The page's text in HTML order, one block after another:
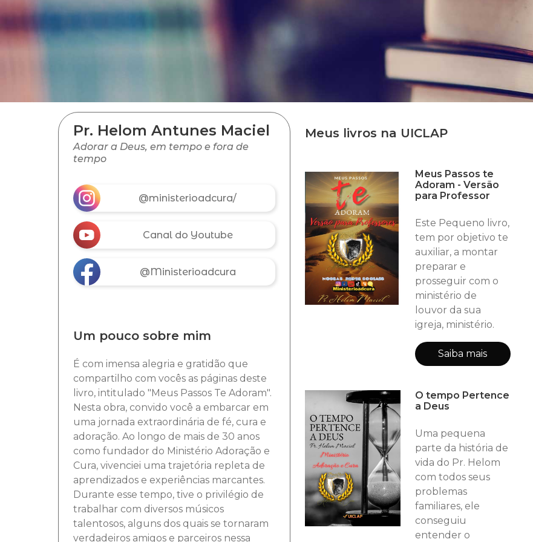
Pr. Helom Antunes Maciel
Adorar a Deus, em tempo e fora de
tempo
@ministerioadcura/
Canal do Youtube
@Ministerioadcura
Um pouco sobre mim
É com imensa alegria e gratidão que
compartilho com vocês as páginas deste
livro, intitulado "Meus Passos Te Adoram".
Nesta obra, convido você a embarcar em
uma jornada extraordinária de fé, cura e
adoração. Ao longo de mais de 30 anos
como fundador do Ministério Adoração e
Cura, vivenciei uma trajetória repleta de
aprendizados e experiências marcantes.
Durante esse tempo, tive o privilégio de
trabalhar com diversos músicos
talentosos, alguns dos quais se tornaram
verdadeiros amigos e parceiros nessa
Meus livros na UICLAP
Meus Passos te
Adoram - Versão
para Professor
Este Pequeno livro,
tem por objetivo te
auxiliar, a montar
preparar e
prosseguir com o
ministério de
louvor da sua
igreja, ministério.
Saiba mais
O tempo Pertence
a Deus
Uma pequena
parte da história de
vida do Pr. Helom
com todos seus
problemas
familiares, ele
conseguiu
entender o